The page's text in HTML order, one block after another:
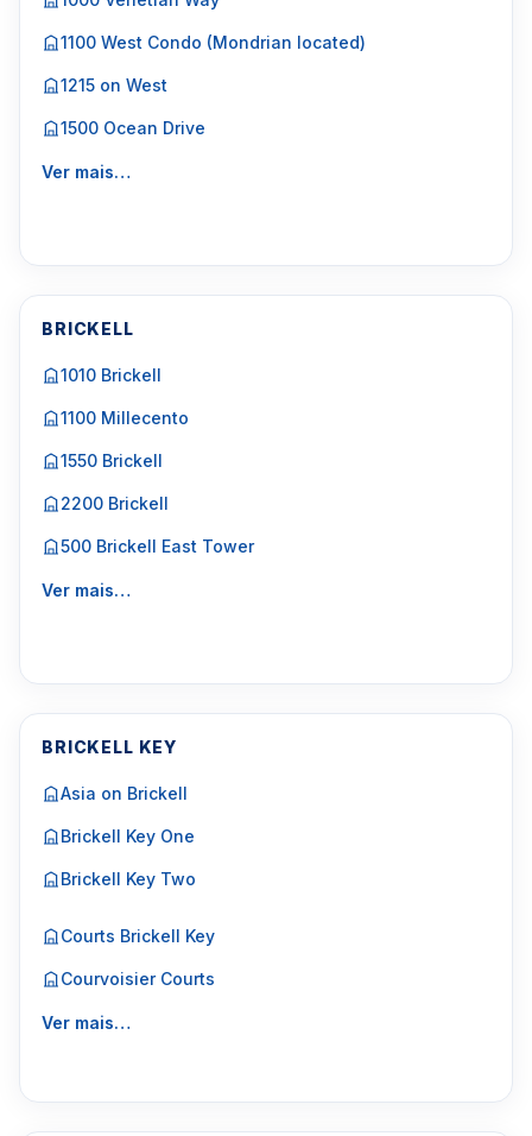
1100 West Condo (Mondrian located)
1215 on West
1500 Ocean Drive
Ver mais…
BRICKELL
1010 Brickell
1100 Millecento
1550 Brickell
2200 Brickell
500 Brickell East Tower
Ver mais…
BRICKELL KEY
Asia on Brickell
Brickell Key One
Brickell Key Two
Courts Brickell Key
Courvoisier Courts
Ver mais…